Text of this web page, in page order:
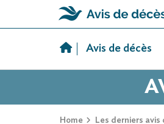
Avis de décès
Home Les derniers avis